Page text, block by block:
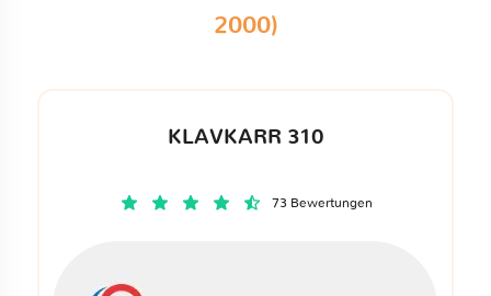
2000)
KLAVKARR 310
73 Bewertungen